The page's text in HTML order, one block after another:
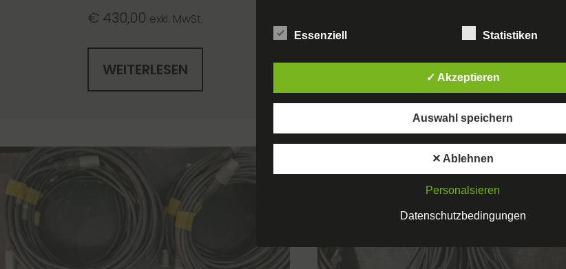
€ 430,00 exkl. MwSt.
WEITERLESEN WEITERLESEN
Essenziell Statistiken
✓ Akzeptieren
Auswahl speichern
✕ Ablehnen
Personalsieren
Datenschutzbedingungen